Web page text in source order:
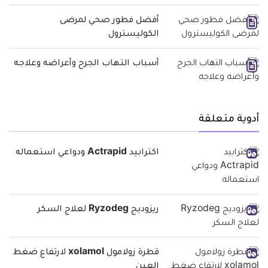
أفضل فطور صحي لمرضى
الكوليسترول
أسباب التهاب الجرح وأعراضه وعلاجه
أدوية متعلقة
اكترابيد Actrapid ودواعي استعماله
ريزوديج Ryzodeg لعلاج السكر
قطرة زولامول xolamol لارتفاع ضغط